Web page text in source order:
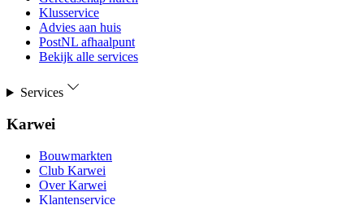
Klusservice
Advies aan huis
PostNL afhaalpunt
Bekijk alle services
Services
Karwei
Bouwmarkten
Club Karwei
Over Karwei
Klantenservice